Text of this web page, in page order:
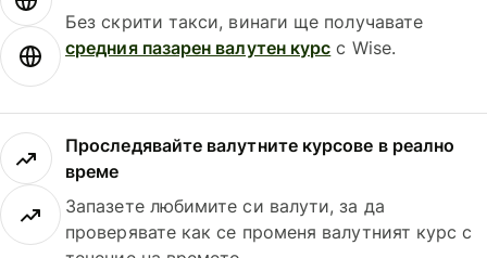
Без скрити такси, винаги ще получавате
средния пазарен валутен курс с Wise.
Проследявайте валутните курсове в реално
време
Запазете любимите си валути, за да
проверявате как се променя валутният курс с